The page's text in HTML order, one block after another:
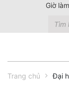
Giờ
Trang chủ Đại